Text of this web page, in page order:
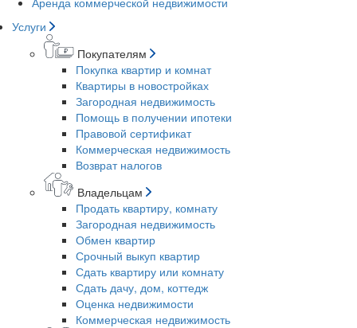
Услуги
Покупателям
Покупка квартир и комнат
Квартиры в новостройках
Загородная недвижимость
Помощь в получении ипотеки
Правовой сертификат
Коммерческая недвижимость
Возврат налогов
Владельцам
Продать квартиру, комнату
Загородная недвижимость
Обмен квартир
Срочный выкуп квартир
Сдать квартиру или комнату
Сдать дачу, дом, коттедж
Оценка недвижимости
Коммерческая недвижимость